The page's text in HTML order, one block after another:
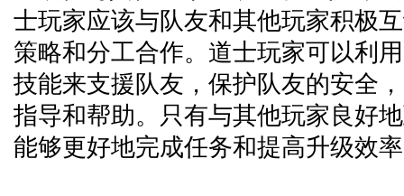
士玩家应该与队友和其他玩家积极
策略和分工合作。道士玩家可以利
技能来支援队友，保护队友的安全
指导和帮助。只有与其他玩家良好
能够更好地完成任务和提高升级效